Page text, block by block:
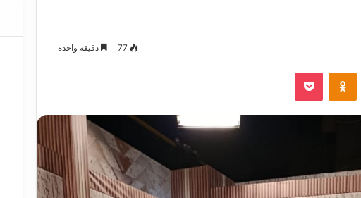
77 دقيقة واحدة
Odnoklassniki بوكيت